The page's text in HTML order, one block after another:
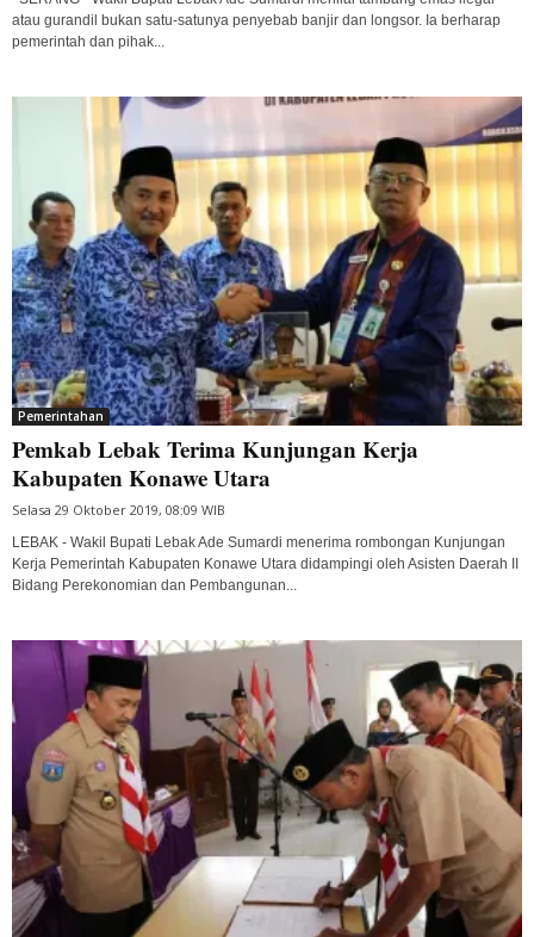
atau gurandil bukan satu-satunya penyebab banjir dan longsor. Ia berharap
pemerintah dan pihak...
Pemerintahan
Pemkab Lebak Terima Kunjungan Kerja
Kabupaten Konawe Utara
Selasa 29 Oktober 2019, 08:09 WIB
LEBAK - Wakil Bupati Lebak Ade Sumardi menerima rombongan Kunjungan
Kerja Pemerintah Kabupaten Konawe Utara didampingi oleh Asisten Daerah II
Bidang Perekonomian dan Pembangunan...